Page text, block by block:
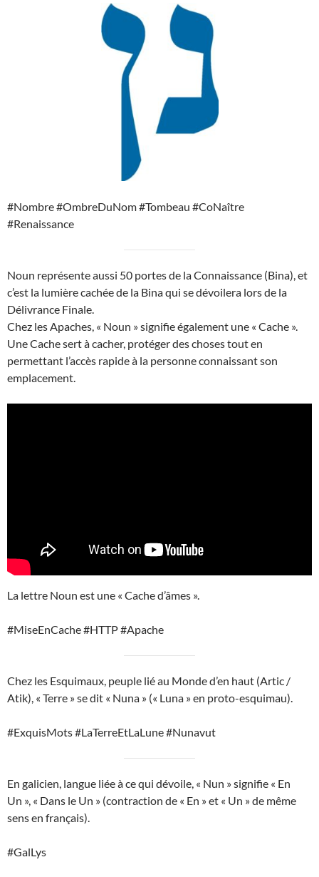
#Nombre #OmbreDuNom #Tombeau #CoNaître
#Renaissance
Noun représente aussi 50 portes de la Connaissance (Bina), et
c’est la lumière cachée de la Bina qui se dévoilera lors de la
Délivrance Finale.
Chez les Apaches, « Noun » signifie également une « Cache ».
Une Cache sert à cacher, protéger des choses tout en
permettant l’accès rapide à la personne connaissant son
emplacement.
La lettre Noun est une « Cache d’âmes ».
#MiseEnCache #HTTP #Apache
Chez les Esquimaux, peuple lié au Monde d’en haut (Artic /
Atik), « Terre » se dit « Nuna » (« Luna » en proto-esquimau).
#ExquisMots #LaTerreEtLaLune #Nunavut
En galicien, langue liée à ce qui dévoile, « Nun » signifie « En
Un », « Dans le Un » (contraction de « En » et « Un » de même
sens en français).
#GalLys